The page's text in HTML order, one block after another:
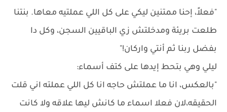
"فعلاً، إحنا ممتنين ليكي على كل اللي عملتيه معاها. بنتنا
طلعت بريئة ومدخلتش زي الباقيين السجن، وكل دا
بفضل ربنا ثم أنتي واركان!"
ليلي وهي بتحط إيدها على كتف أسماء:
"بالعكس، انا ما عملتش حاجه انا كل اللي عملته اني قلت
الحقيقه،لان فعلا اسماء ما كانش ليها علاقه ولا كانت